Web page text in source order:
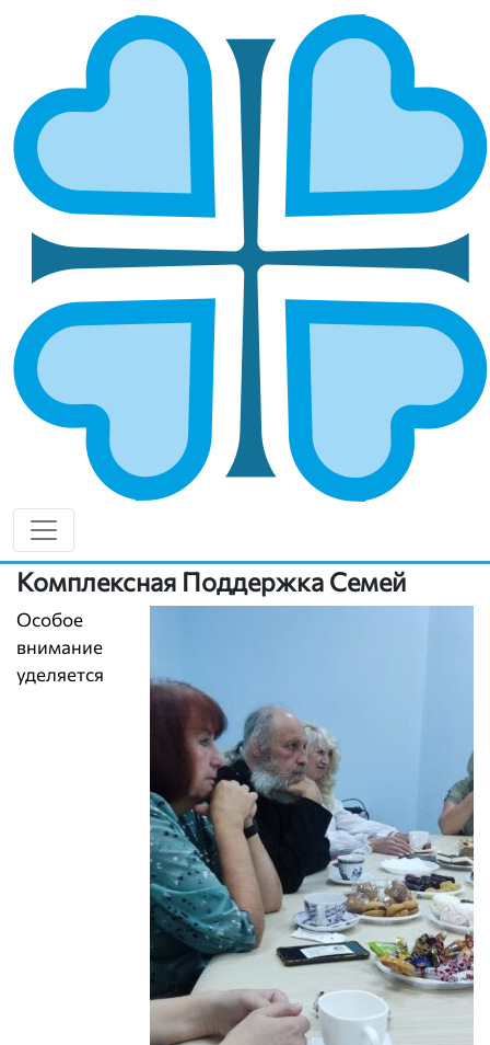
ПОМОЩЬ ВОЕННОСЛУЖАЩИМ
СВО В ВЫКСУНСКОЙ ЕПАРХИИ
ПОМОЩЬ ВОЕННОСЛУЖАЩИМ СВО В ВЫКСУНСКОЙ ЕПАРХИИ
Поддержка воинов и их семей в
благочиниях епархии
Выксунская епархия продолжает свою работу по
поддержке военнослужащих, участвующих в
Специальной Военной Операции, и их семей. Эта
помощь охватывает различные направления – от
духовной и юридической поддержки до
практической помощи на передовой и
увековечивания памяти павших героев.
Комплексная Поддержка Семей
Особое
внимание
уделяется